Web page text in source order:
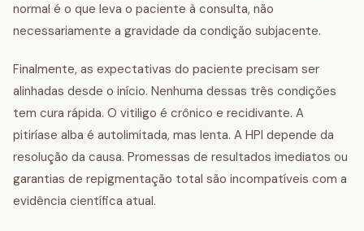
normal é o que leva o paciente à consulta, não
necessariamente a gravidade da condição subjacente.
Finalmente, as expectativas do paciente precisam ser
alinhadas desde o início. Nenhuma dessas três condições
tem cura rápida. O vitiligo é crônico e recidivante. A
pitiríase alba é autolimitada, mas lenta. A HPI depende da
resolução da causa. Promessas de resultados imediatos ou
garantias de repigmentação total são incompatíveis com a
evidência científica atual.